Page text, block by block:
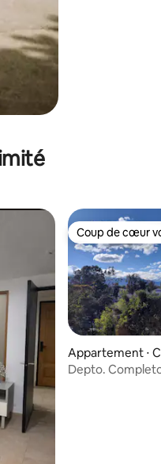
: 4,91 sur 5
Coup de cœur
Coup de cœur
Appartement ⋅
Depto.